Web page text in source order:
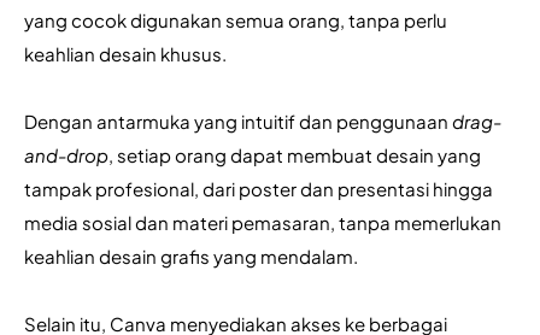
yang cocok digunakan semua orang, tanpa perlu
keahlian desain khusus.
Dengan antarmuka yang intuitif dan penggunaan drag-
and-drop, setiap orang dapat membuat desain yang
tampak profesional, dari poster dan presentasi hingga
media sosial dan materi pemasaran, tanpa memerlukan
keahlian desain grafis yang mendalam.
Selain itu, Canva menyediakan akses ke berbagai